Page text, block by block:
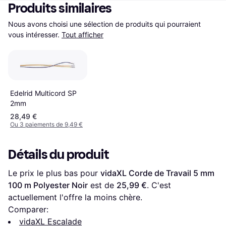
Produits similaires
Nous avons choisi une sélection de produits qui pourraient
vous intéresser. Tout afficher
Edelrid Multicord SP
2mm
28,49 €
Ou 3 paiements de 9,49 €
Détails du produit
Le prix le plus bas pour vidaXL Corde de Travail 5 mm
100 m Polyester Noir est de 25,99 €. C'est
actuellement l'offre la moins chère.
Comparer:
vidaXL Escalade